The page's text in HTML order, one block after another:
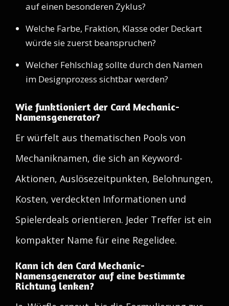
auf einen besonderen Zyklus?
Welche Farbe, Fraktion, Klasse oder Deckart
würde sie zuerst beanspruchen?
Welcher Fehlschlag sollte durch den Namen
im Designprozess sichtbar werden?
Wie funktioniert der Card Mechanic-
Namensgenerator?
Er würfelt aus thematischen Pools von
Mechaniknamen, die sich an Keyword-
Aktionen, Auslösezeitpunkten, Belohnungen,
Kosten, verdeckten Informationen und
Spielerdeals orientieren. Jeder Treffer ist ein
kompakter Name für eine Regelidee.
Kann ich den Card Mechanic-
Namensgenerator auf eine bestimmte
Richtung lenken?